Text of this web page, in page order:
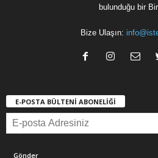
bulunduğu bir
Bize Ulaşın:
E-POSTA BÜLTENİ ABONELİĞİ